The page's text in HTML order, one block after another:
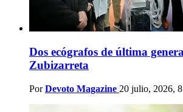
Dos ecógrafos de última
Zubizarreta
Por Devoto Magazine 20 julio, 2026,